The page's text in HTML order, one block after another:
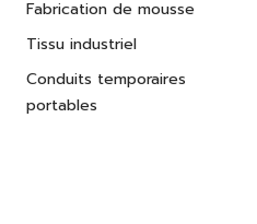
Fabrication de mousse
Tissu industriel
Conduits temporaires
portables